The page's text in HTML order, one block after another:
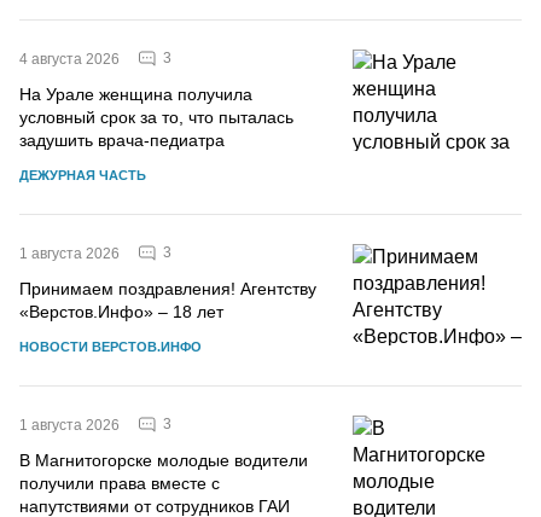
4 августа 2026 3
На Урале женщина получила
условный срок за то, что пыталась
задушить врача-педиатра
ДЕЖУРНАЯ ЧАСТЬ
1 августа 2026 3
Принимаем поздравления! Агентству
«Верстов.Инфо» – 18 лет
НОВОСТИ ВЕРСТОВ.ИНФО
1 августа 2026 3
В Магнитогорске молодые водители
получили права вместе с
напутствиями от сотрудников ГАИ